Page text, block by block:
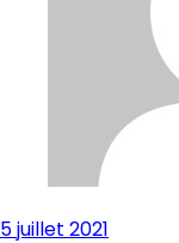
5 juillet 2021